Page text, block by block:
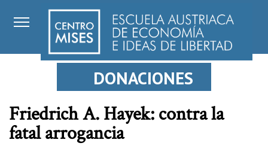
DONACIONES
Friedrich A. Hayek: contra la
fatal arrogancia